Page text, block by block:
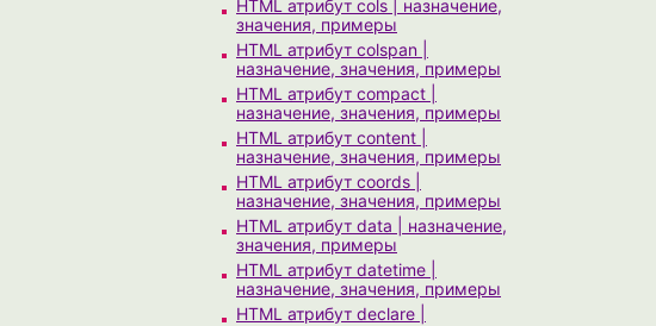
HTML атрибут cols | назначение,
значения, примеры
HTML атрибут colspan |
назначение, значения, примеры
HTML атрибут compact |
назначение, значения, примеры
HTML атрибут content |
назначение, значения, примеры
HTML атрибут coords |
назначение, значения, примеры
HTML атрибут data | назначение,
значения, примеры
HTML атрибут datetime |
назначение, значения, примеры
HTML атрибут declare |